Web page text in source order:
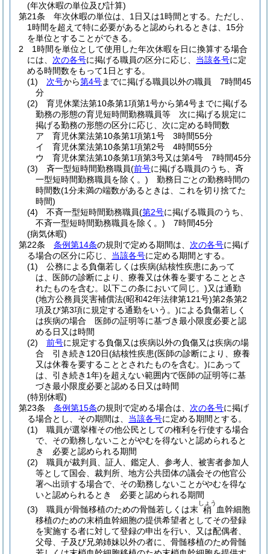
(年次休暇の単位及び計算)
第21条
年次休暇の単位は、1日又は1時間とする。 ただし、
1時間を超えて特に必要があると認められるときは、15分
を単位とすることができる。
2
1時間を単位として使用した年次休暇を日に換算する場合
には、 次の各号に掲げる職員の区分に応じ、 当該各号に定
める時間数をもって1日とする。
(1)
次号から第4号までに掲げる職員以外の職員 7時間45
分
(2)
育児休業法第10条第1項第1号から第4号までに掲げる
勤務の形態の育児短時間勤務職員等 次に掲げる規定に
掲げる勤務の形態の区分に応じ、次に定める時間数
ア
育児休業法第10条第1項第1号 3時間55分
イ
育児休業法第10条第1項第2号 4時間55分
ウ
育児休業法第10条第1項第3号又は第4号 7時間45分
(3)
斉一型短時間勤務職員(前号に掲げる職員のうち、斉
一型短時間勤務職員を除く。) 勤務日ごとの勤務時間の
時間数(1分未満の端数があるときは、これを切り捨てた
時間)
(4)
不斉一型短時間勤務職員(第2号に掲げる職員のうち、
不斉一型短時間勤務職員を除く。) 7時間45分
(病気休暇)
第22条
条例第14条の規則で定める期間は、 次の各号に掲げ
る場合の区分に応じ、 当該各号に定める期間とする。
(1)
公務による負傷若しくは疾病(結核性疾患にあって
は、医師の診断により、療養又は休養を要することとさ
れたものを含む。以下この条において同じ。)又は通勤
(地方公務員災害補償法(昭和42年法律第121号)第2条第2
項及び第3項に規定する通勤をいう。)による負傷若しく
は疾病の場合 医師の証明等に基づき最小限度必要と認
める日又は時間
(2)
前号に規定する負傷又は疾病以外の負傷又は疾病の場
合 引き続き120日(結核性疾患(医師の診断により、療養
又は休養を要することとされたものを含む。)にあって
は、引き続き1年)を超えない範囲内で医師の証明等に基
づき最小限度必要と認める日又は時間
(特別休暇)
第23条
条例第15条の規則で定める場合は、 次の各号に掲げ
る場合とし、その期間は、 当該各号に定める期間とする。
(1)
職員が選挙権その他公民としての権利を行使する場合
で、その勤務しないことがやむを得ないと認められると
き 必要と認められる期間
(2)
職員が裁判員、証人、鑑定人、参考人、被害者参加人
等として国会、裁判所、地方公共団体の議会その他官公
署へ出頭する場合で、その勤務しないことがやむを得な
いと認められるとき 必要と認められる期間
(3)
職員が骨髄移植のための骨髄若しくは末 梢
しょう
血幹細胞
移植のための末梢血幹細胞の提供希望者としてその登録
を実施する者に対して登録の申出を行い、又は配偶者、
父母、子及び兄弟姉妹以外の者に、骨髄移植のため骨髄